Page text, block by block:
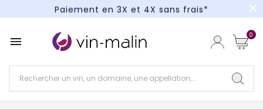
Paiement en 3X et 4X sans frais*
Paiement en 3X et 4X sans frais*
close
 0